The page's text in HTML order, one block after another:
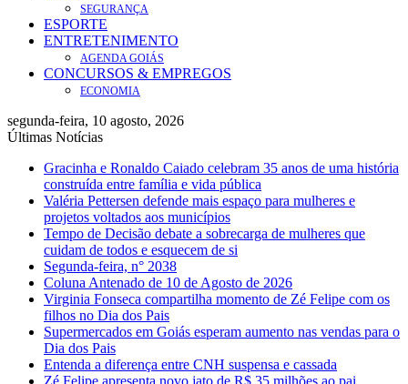
SEGURANÇA
ESPORTE
ENTRETENIMENTO
AGENDA GOIÁS
CONCURSOS & EMPREGOS
ECONOMIA
segunda-feira, 10 agosto, 2026
Últimas Notícias
Gracinha e Ronaldo Caiado celebram 35 anos de uma história
construída entre família e vida pública
Valéria Pettersen defende mais espaço para mulheres e
projetos voltados aos municípios
Tempo de Decisão debate a sobrecarga de mulheres que
cuidam de todos e esquecem de si
Segunda-feira, n° 2038
Coluna Antenado de 10 de Agosto de 2026
Virginia Fonseca compartilha momento de Zé Felipe com os
filhos no Dia dos Pais
Supermercados em Goiás esperam aumento nas vendas para o
Dia dos Pais
Entenda a diferença entre CNH suspensa e cassada
Zé Felipe apresenta novo jato de R$ 35 milhões ao pai